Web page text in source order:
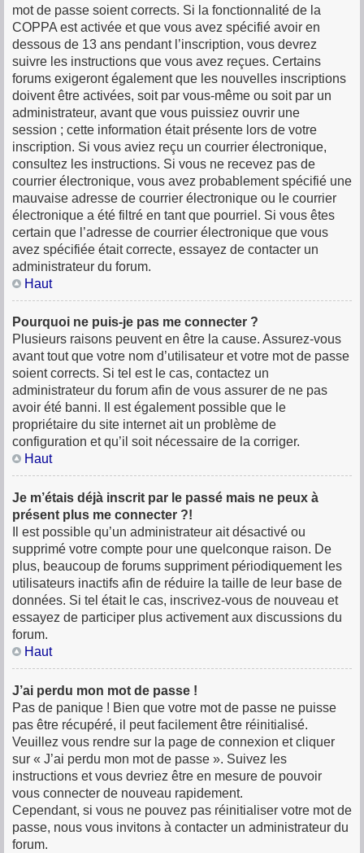
mot de passe soient corrects. Si la fonctionnalité de la
COPPA est activée et que vous avez spécifié avoir en
dessous de 13 ans pendant l’inscription, vous devrez
suivre les instructions que vous avez reçues. Certains
forums exigeront également que les nouvelles inscriptions
doivent être activées, soit par vous-même ou soit par un
administrateur, avant que vous puissiez ouvrir une
session ; cette information était présente lors de votre
inscription. Si vous aviez reçu un courrier électronique,
consultez les instructions. Si vous ne recevez pas de
courrier électronique, vous avez probablement spécifié une
mauvaise adresse de courrier électronique ou le courrier
électronique a été filtré en tant que pourriel. Si vous êtes
certain que l’adresse de courrier électronique que vous
avez spécifiée était correcte, essayez de contacter un
administrateur du forum.
Haut
Pourquoi ne puis-je pas me connecter ?
Plusieurs raisons peuvent en être la cause. Assurez-vous
avant tout que votre nom d’utilisateur et votre mot de passe
soient corrects. Si tel est le cas, contactez un
administrateur du forum afin de vous assurer de ne pas
avoir été banni. Il est également possible que le
propriétaire du site internet ait un problème de
configuration et qu’il soit nécessaire de la corriger.
Haut
Je m’étais déjà inscrit par le passé mais ne peux à
présent plus me connecter ?!
Il est possible qu’un administrateur ait désactivé ou
supprimé votre compte pour une quelconque raison. De
plus, beaucoup de forums suppriment périodiquement les
utilisateurs inactifs afin de réduire la taille de leur base de
données. Si tel était le cas, inscrivez-vous de nouveau et
essayez de participer plus activement aux discussions du
forum.
Haut
J’ai perdu mon mot de passe !
Pas de panique ! Bien que votre mot de passe ne puisse
pas être récupéré, il peut facilement être réinitialisé.
Veuillez vous rendre sur la page de connexion et cliquer
sur « J’ai perdu mon mot de passe ». Suivez les
instructions et vous devriez être en mesure de pouvoir
vous connecter de nouveau rapidement.
Cependant, si vous ne pouvez pas réinitialiser votre mot de
passe, nous vous invitons à contacter un administrateur du
forum.